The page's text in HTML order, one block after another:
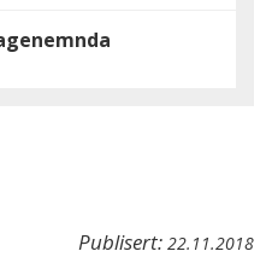
Publisert: 22.11.2018